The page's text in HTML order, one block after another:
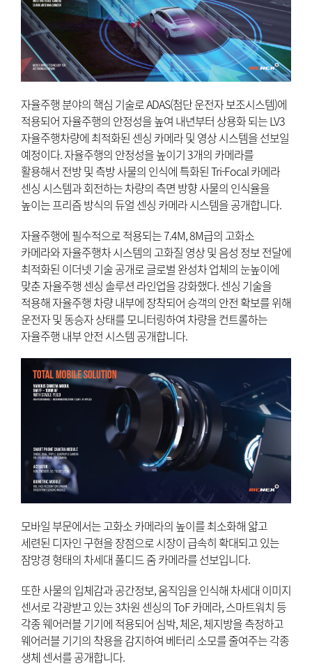
자율주행 분야의 핵심 기술로 ADAS(첨단 운전자 보조시스템)에
적용되어 자율주행의 안정성을 높여 내년부터 상용화 되는 LV3
자율주행차량에 최적화된 센싱 카메라 및 영상 시스템을 선보일
예정이다. 자율주행의 안정성을 높이기 3개의 카메라를
활용해서 전방 및 측방 사물의 인식에 특화된 Tri-Focal 카메라
센싱 시스템과 회전하는 차량의 측면 방향 사물의 인식율을
높이는 프리즘 방식의 듀얼 센싱 카메라 시스템을 공개합니다.
자율주행에 필수적으로 적용되는 7.4M, 8M급의 고화소
카메라와 자율주행차 시스템의 고화질 영상 및 음성 정보 전달에
최적화된 이더넷 기술 공개로 글로벌 완성차 업체의 눈높이에
맞춘 자율주행 센싱 솔루션 라인업을 강화했다. 센싱 기술을
적용해 자율주행 차량 내부에 장착되어 승객의 안전 확보를 위해
운전자 및 동승자 상태를 모니터링하여 차량을 컨트롤하는
자율주행 내부 안전 시스템 공개합니다.
모바일 부문에서는 고화소 카메라의 높이를 최소화해 얇고
세련된 디자인 구현을 장점으로 시장이 급속히 확대되고 있는
잠망경 형태의 차세대 폴디드 줌 카메라를 선보입니다.
또한 사물의 입체감과 공간정보, 움직임을 인식해 차세대 이미지
센서로 각광받고 있는 3차원 센싱의 ToF 카메라, 스마트워치 등
각종 웨어러블 기기에 적용되어 심박, 체온, 체지방을 측정하고
웨어러블 기기의 착용을 감지하여 베터리 소모를 줄여주는 각종
생체 센서를 공개합니다.